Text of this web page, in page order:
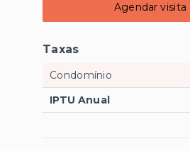
Agendar visita
Taxas
Condomínio
IPTU Anual